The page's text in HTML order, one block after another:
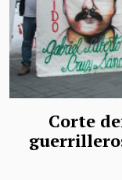
Corte